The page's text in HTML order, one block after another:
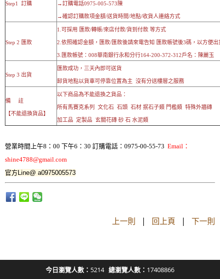
Step1 訂購 →訂購電話0975-005-573陳
→確認訂購款項金額/送貨時間/地點/收貨人連絡方式
Step 2 匯款
1.可採用 匯款/轉帳/來店付款/貨到付款 等方式
2.依照確認金額，匯款/匯款後請來電告知 匯款帳號後3碼，以方便出
3.匯款帳號：008華南銀行永和分行164-200-372-312戶名：陳麗玉
Step 3 出貨
匯款成功，三天內即可送貨
卸貨地點以貨車可停靠位置為主 沒有分送樓層之服務
備 註
【不能退換貨品】
以下商品為不能退換之貨品：
所有馬賽克系列 文化石 石頭 石材 抿石子類 門檻類 特殊外牆磚
加工品 定製品 玄關花磚 砂 石 水泥類
營業時間上午8：00 下午6：30 訂購電話：0975-00-55-73 Email：
shine4788@gmail.com
官方Line@ a0975005573
上一則 | 回上頁 | 下一則
今日瀏覽人數： 5214 總瀏覽人數： 17408866